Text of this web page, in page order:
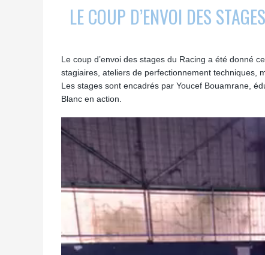
LE COUP D’ENVOI DES
Le coup d’envoi des stages du Racing a été donné
stagiaires, ateliers de perfectionnement techniques,
Les stages sont encadrés par Youcef Bouamrane,
Blanc en action.